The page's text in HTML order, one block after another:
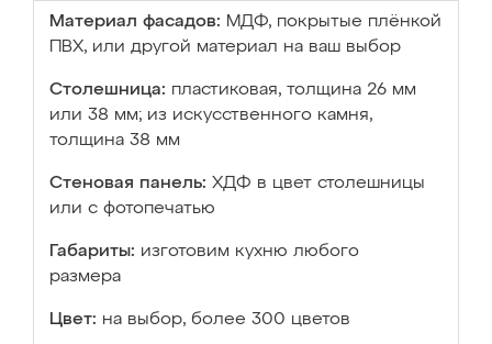
Материал фасадов: МДФ, покрытые плёнкой
ПВХ, или другой материал на ваш выбор
Столешница: пластиковая, толщина 26 мм
или 38 мм; из искусственного камня,
толщина 38 мм
Стеновая панель: ХДФ в цвет столешницы
или с фотопечатью
Габариты: изготовим кухню любого
размера
Цвет: на выбор, более 300 цветов